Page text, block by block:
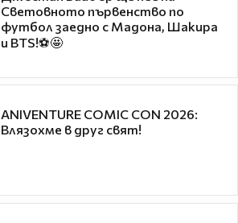
Световното първенство по
футбол заедно с Мадона, Шакира
и BTS!⚽🤩
ANIVENTURE COMIC CON 2026:
Влязохме в друг свят!